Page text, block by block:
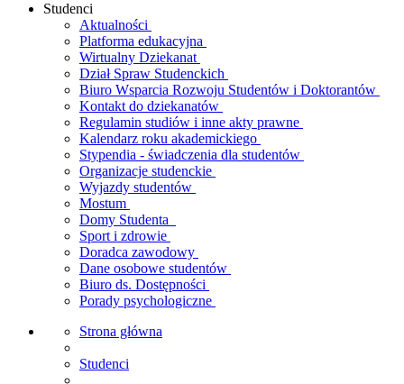
Studenci
Aktualności
Platforma edukacyjna
Wirtualny Dziekanat
Dział Spraw Studenckich
Biuro Wsparcia Rozwoju Studentów i Doktorantów
Kontakt do dziekanatów
Regulamin studiów i inne akty prawne
Kalendarz roku akademickiego
Stypendia - świadczenia dla studentów
Organizacje studenckie
Wyjazdy studentów
Mostum
Domy Studenta
Sport i zdrowie
Doradca zawodowy
Dane osobowe studentów
Biuro ds. Dostępności
Porady psychologiczne
Strona główna
Studenci